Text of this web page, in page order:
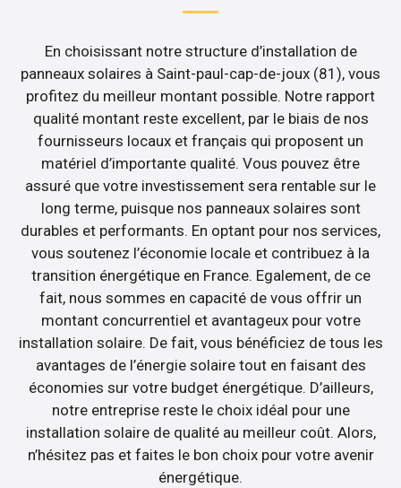
En choisissant notre structure d’installation de
panneaux solaires à Saint-paul-cap-de-joux (81), vous
profitez du meilleur montant possible. Notre rapport
qualité montant reste excellent, par le biais de nos
fournisseurs locaux et français qui proposent un
matériel d’importante qualité. Vous pouvez être
assuré que votre investissement sera rentable sur le
long terme, puisque nos panneaux solaires sont
durables et performants. En optant pour nos services,
vous soutenez l’économie locale et contribuez à la
transition énergétique en France. Egalement, de ce
fait, nous sommes en capacité de vous offrir un
montant concurrentiel et avantageux pour votre
installation solaire. De fait, vous bénéficiez de tous les
avantages de l’énergie solaire tout en faisant des
économies sur votre budget énergétique. D’ailleurs,
notre entreprise reste le choix idéal pour une
installation solaire de qualité au meilleur coût. Alors,
n’hésitez pas et faites le bon choix pour votre avenir
énergétique.